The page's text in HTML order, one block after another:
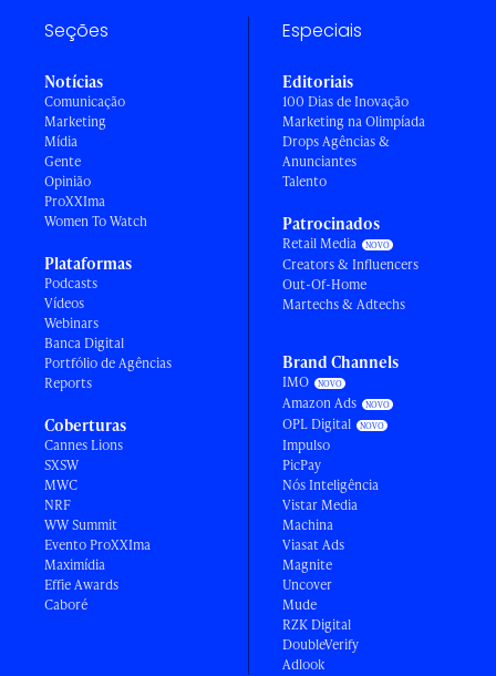
Seções
Notícias
Comunicação
Marketing
Mídia
Gente
Opinião
ProXXIma
Women To Watch
Plataformas
Podcasts
Vídeos
Webinars
Banca Digital
Portfólio de Agências
Reports
Coberturas
Cannes Lions
SXSW
MWC
NRF
WW Summit
Evento ProXXIma
Maximídia
Effie Awards
Caboré
Especiais
Editoriais
100 Dias de Inovação
Marketing na Olimpíada
Drops Agências &
Anunciantes
Talento
Patrocinados
Retail Media
Creators & Influencers
Out-Of-Home
Martechs & Adtechs
Brand Channels
IMO
Amazon Ads
OPL Digital
Impulso
PicPay
Nós Inteligência
Vistar Media
Machina
Viasat Ads
Magnite
Uncover
Mude
RZK Digital
DoubleVerify
Adlook